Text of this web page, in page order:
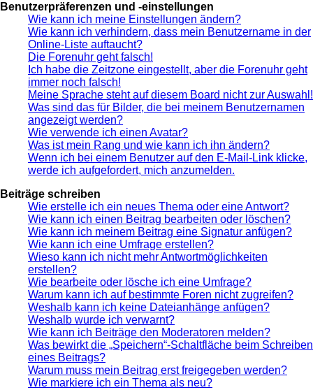
Benutzerpräferenzen und -einstellungen
Wie kann ich meine Einstellungen ändern?
Wie kann ich verhindern, dass mein Benutzername in der
Online-Liste auftaucht?
Die Forenuhr geht falsch!
Ich habe die Zeitzone eingestellt, aber die Forenuhr geht
immer noch falsch!
Meine Sprache steht auf diesem Board nicht zur Auswahl!
Was sind das für Bilder, die bei meinem Benutzernamen
angezeigt werden?
Wie verwende ich einen Avatar?
Was ist mein Rang und wie kann ich ihn ändern?
Wenn ich bei einem Benutzer auf den E-Mail-Link klicke,
werde ich aufgefordert, mich anzumelden.
Beiträge schreiben
Wie erstelle ich ein neues Thema oder eine Antwort?
Wie kann ich einen Beitrag bearbeiten oder löschen?
Wie kann ich meinem Beitrag eine Signatur anfügen?
Wie kann ich eine Umfrage erstellen?
Wieso kann ich nicht mehr Antwortmöglichkeiten
erstellen?
Wie bearbeite oder lösche ich eine Umfrage?
Warum kann ich auf bestimmte Foren nicht zugreifen?
Weshalb kann ich keine Dateianhänge anfügen?
Weshalb wurde ich verwarnt?
Wie kann ich Beiträge den Moderatoren melden?
Was bewirkt die „Speichern“-Schaltfläche beim Schreiben
eines Beitrags?
Warum muss mein Beitrag erst freigegeben werden?
Wie markiere ich ein Thema als neu?